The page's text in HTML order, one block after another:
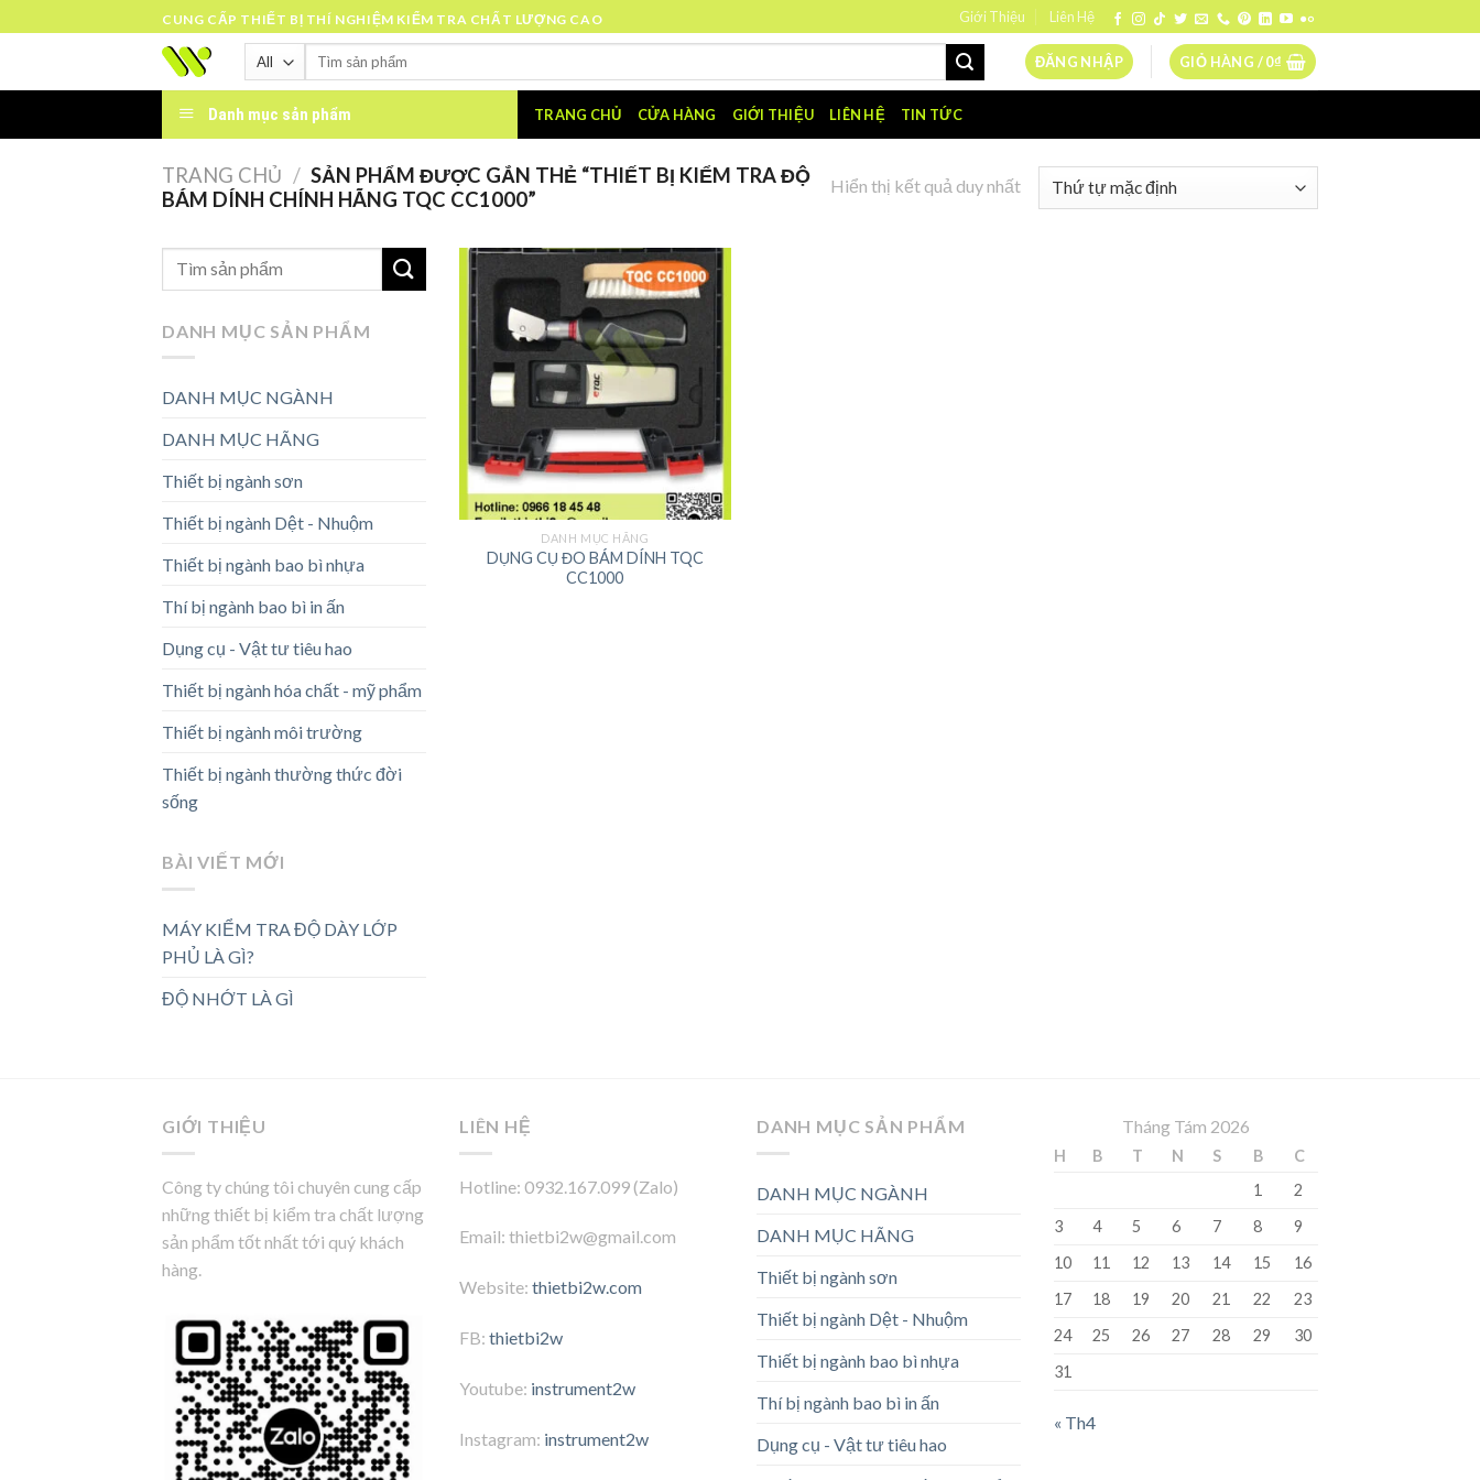
to
CUNG CẤP THIẾT BỊ THÍ NGHIỆM KIỂM TRA CHẤT LƯỢNG CAO Giới Thiệu Liên Hệ
Tìm
ĐĂNG NHẬP GIỎ HÀNG /0₫
Danh mục sản phẩm TRANG CHỦ CỬA HÀNG GIỚI THIỆU LIÊN HỆ TIN TỨC
TRANG CHỦ / SẢN PHẨM ĐƯỢC GẮN THẺ “THIẾT BỊ KIỂM TRA ĐỘ
BÁM DÍNH CHÍNH HÃNG TQC CC1000”
Hiển thị kết quả duy nhất
DANH MỤC SẢN PHẨM
DANH MỤC NGÀNH
DANH MỤC HÃNG
Thiết bị ngành sơn
Thiết bị ngành Dệt - Nhuộm
Thiết bị ngành bao bì nhựa
Thí bị ngành bao bì in ấn
Dụng cụ - Vật tư tiêu hao
Thiết bị ngành hóa chất - mỹ phẩm
Thiết bị ngành môi trường
Thiết bị ngành thường thức đời
sống
BÀI VIẾT MỚI
MÁY KIỂM TRA ĐỘ DÀY LỚP
PHỦ LÀ GÌ?
ĐỘ NHỚT LÀ GÌ
DANH MỤC HÃNG
DỤNG CỤ ĐO BÁM DÍNH TQC
CC1000
GIỚI THIỆU
Công ty chúng tôi chuyên cung cấp
những thiết bị kiểm tra chất lượng
sản phẩm tốt nhất tới quý khách
hàng.
LIÊN HỆ
Hotline: 0932.167.099 (Zalo)
Email: thietbi2w@gmail.com
Website: thietbi2w.com
FB: thietbi2w
Youtube: instrument2w
Instagram: instrument2w
DANH MỤC SẢN PHẨM
DANH MỤC NGÀNH
DANH MỤC HÃNG
Thiết bị ngành sơn
Thiết bị ngành Dệt - Nhuộm
Thiết bị ngành bao bì nhựa
Thí bị ngành bao bì in ấn
Dụng cụ - Vật tư tiêu hao
Tháng Tám 2026
H B T N S B
C
1
2
3
4 5 6 7 8
9
10
11 12 13 14 15
16
17
18 19 20 21 22
23
24
25 26 27 28 29
30
31
« Th4